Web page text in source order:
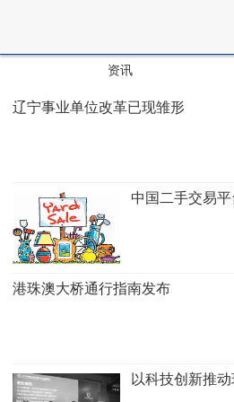
资讯
辽宁事业单位改革已现雏形
中国二手交易
港珠澳大桥通行指南发布
以科技创新推